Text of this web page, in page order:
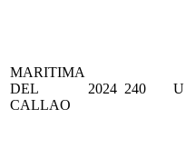
MARITIMA
DEL
CALLAO
2024 240 U